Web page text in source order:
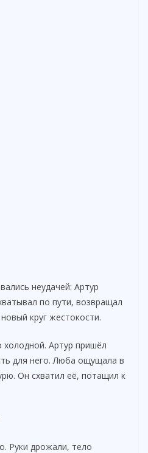
неудачей: Артур
по пути, возвращал
круг жестокости.
Артур пришёл
для него. Люба ощущала в
Он схватил её, потащил к
Руки дрожали, тело